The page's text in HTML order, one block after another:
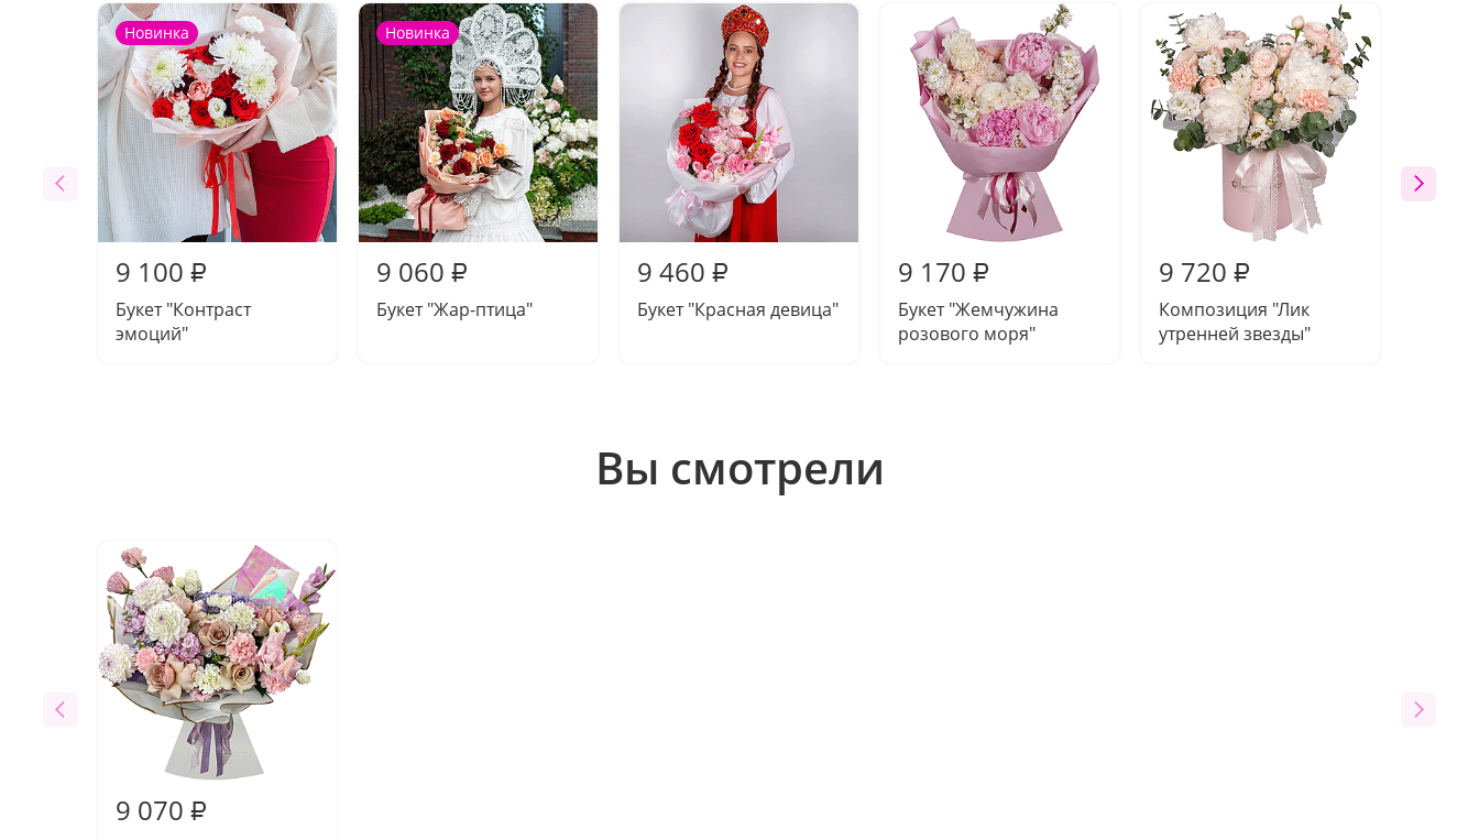
Новинка
9 100 ₽
Букет "Контраст
эмоций"
Новинка
9 060 ₽
Букет "Жар-птица"
9 460 ₽
Букет "Красная девица"
9 170 ₽
Букет "Жемчужина
розового моря"
9 720 ₽
Композиция "Лик
утренней звезды"
Вы смотрели
9 070 ₽